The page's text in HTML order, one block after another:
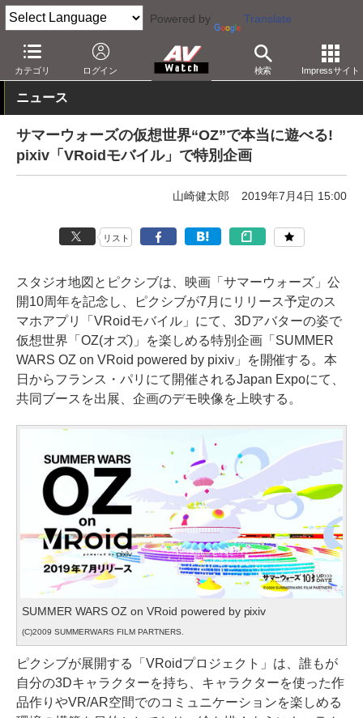
Powered by Translate
カテゴリ ログイン 検索 Impressサイト
AV Watch コンテンツ・サービス 映画 映画作品
ニュース
サマーウォーズの仮想世界“OZ”で本当に遊べる!
pixiv「VRoidモバイル」で特別企画
山崎健太郎 2019年7月4日 15:00
リスト
スタジオ地図とピクシブは、映画「サマーウォーズ」公
開10周年を記念し、ピクシブが7月にリリース予定のス
マホアプリ「VRoidモバイル」にて、3Dアバターの姿で
仮想世界「OZ(オズ)」を楽しめる特別企画「SUMMER
WARS OZ on VRoid powered by pixiv」を開催する。本
日からフランス・パリにて開催されるJapan Expoにて、
共同ブースを出展、企画のデモ映像を上映する。
SUMMER WARS OZ on VRoid powered by pixiv
(C)2009 SUMMERWARS FILM PARTNERS.
ピクシブが展開する「VRoidプロジェクト」は、誰もが
自分の3Dキャラクターを持ち、キャラクターを使った作
品作りやVR/AR空間でのコミュニケーションを楽しめる